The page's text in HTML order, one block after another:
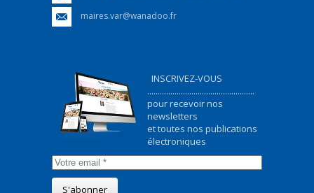
maires.var@wanadoo.fr
INSCRIVEZ-VOUS
...................................................
pour recevoir nos
newsletters
et toutes nos publications
électroniques